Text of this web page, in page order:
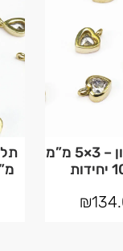
תליון לב בשיבוץ זירקון – 3×5 מ”מ
₪